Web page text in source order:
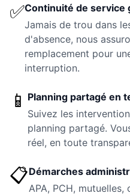
✅Continuité de service
Jamais de trou dans
d'absence, nous
remplacement pour
interruption.
📱 Planning partagé en
Suivez les
planning partagé.
réel, en toute
📋Démarches
APA, PCH,